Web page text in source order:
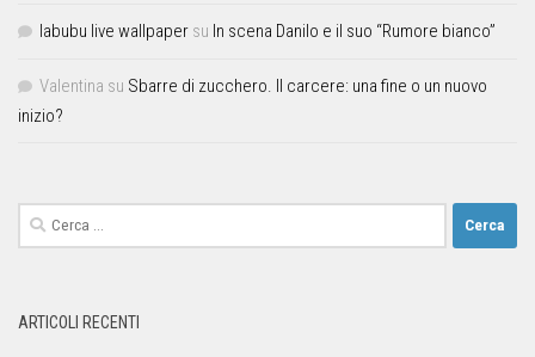
labubu live wallpaper su In scena Danilo e il suo “Rumore bianco”
Valentina su Sbarre di zucchero. Il carcere: una fine o un nuovo
inizio?
ARTICOLI RECENTI